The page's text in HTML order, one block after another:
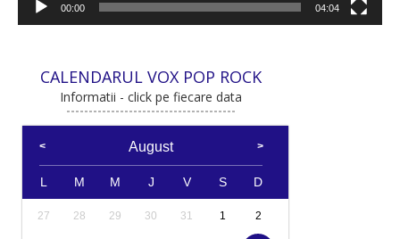
00:00 04:04
CALENDARUL VOX POP ROCK
Informatii - click pe fiecare data
August
L M M J V S D
27 28 29 30 31 1 2